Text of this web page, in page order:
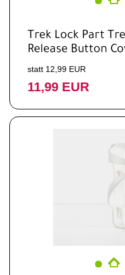
Trek Lock Part
Release Button
statt 12,99 EUR
11,99 EUR